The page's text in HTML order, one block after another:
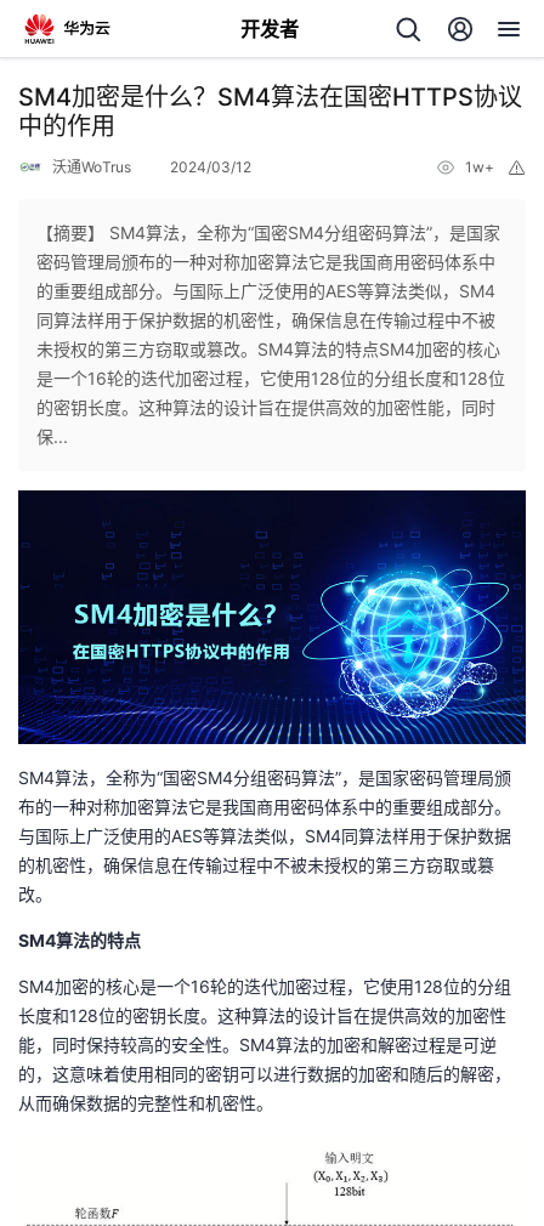
开发者
返
回
个
人
主
我
的
的
客
我
论
坛
的
圈
子
我
的
直
播
我
的
活
动
我
的
关
注
我
的
开
我
的
我
SM4加密是什么？SM4算法在国密HTTPS协议
中的作用
沃通WoTrus 2024/03/12 1w+
【摘要】 SM4算法，全称为“国密SM4分组密码算法”，是国家
密码管理局颁布的一种对称加密算法它是我国商用密码体系中
的重要组成部分。与国际上广泛使用的AES等算法类似，SM4
同算法样用于保护数据的机密性，确保信息在传输过程中不被
未授权的第三方窃取或篡改。SM4算法的特点SM4加密的核心
是一个16轮的迭代加密过程，它使用128位的分组长度和128位
的密钥长度。这种算法的设计旨在提供高效的加密性能，同时
保...
SM4算法，全称为“国密SM4分组密码算法”，是国家密码管理局颁
布的一种对称加密算法它是我国商用密码体系中的重要组成部分。
与国际上广泛使用的AES等算法类似，SM4同算法样用于保护数据
的机密性，确保信息在传输过程中不被未授权的第三方窃取或篡
改。
SM4算法的特点
SM4加密的核心是一个16轮的迭代加密过程，它使用128位的分组
长度和128位的密钥长度。这种算法的设计旨在提供高效的加密性
能，同时保持较高的安全性。SM4算法的加密和解密过程是可逆
的，这意味着使用相同的密钥可以进行数据的加密和随后的解密，
从而确保数据的完整性和机密性。